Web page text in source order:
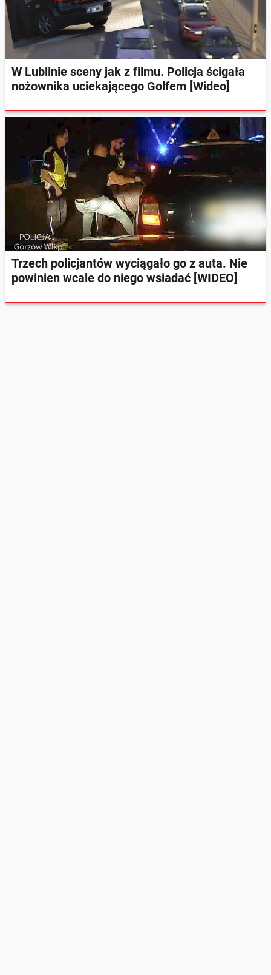
W Lublinie sceny jak z filmu. Policja ścigała
nożownika uciekającego Golfem [Wideo]
Trzech policjantów wyciągało go z auta. Nie
powinien wcale do niego wsiadać [WIDEO]